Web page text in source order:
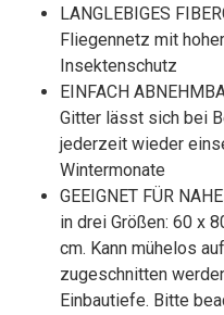
LANGLEBIGES
Fliegennetz mit
Insektenschutz
EINFACH
Gitter lässt sich bei
jederzeit wieder
Wintermonate
GEEIGNET FÜR
in drei Größen: 60 x
cm. Kann mühelos
zugeschnitten
Einbautiefe. Bitte